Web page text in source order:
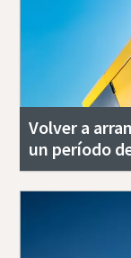
Volver a
un período